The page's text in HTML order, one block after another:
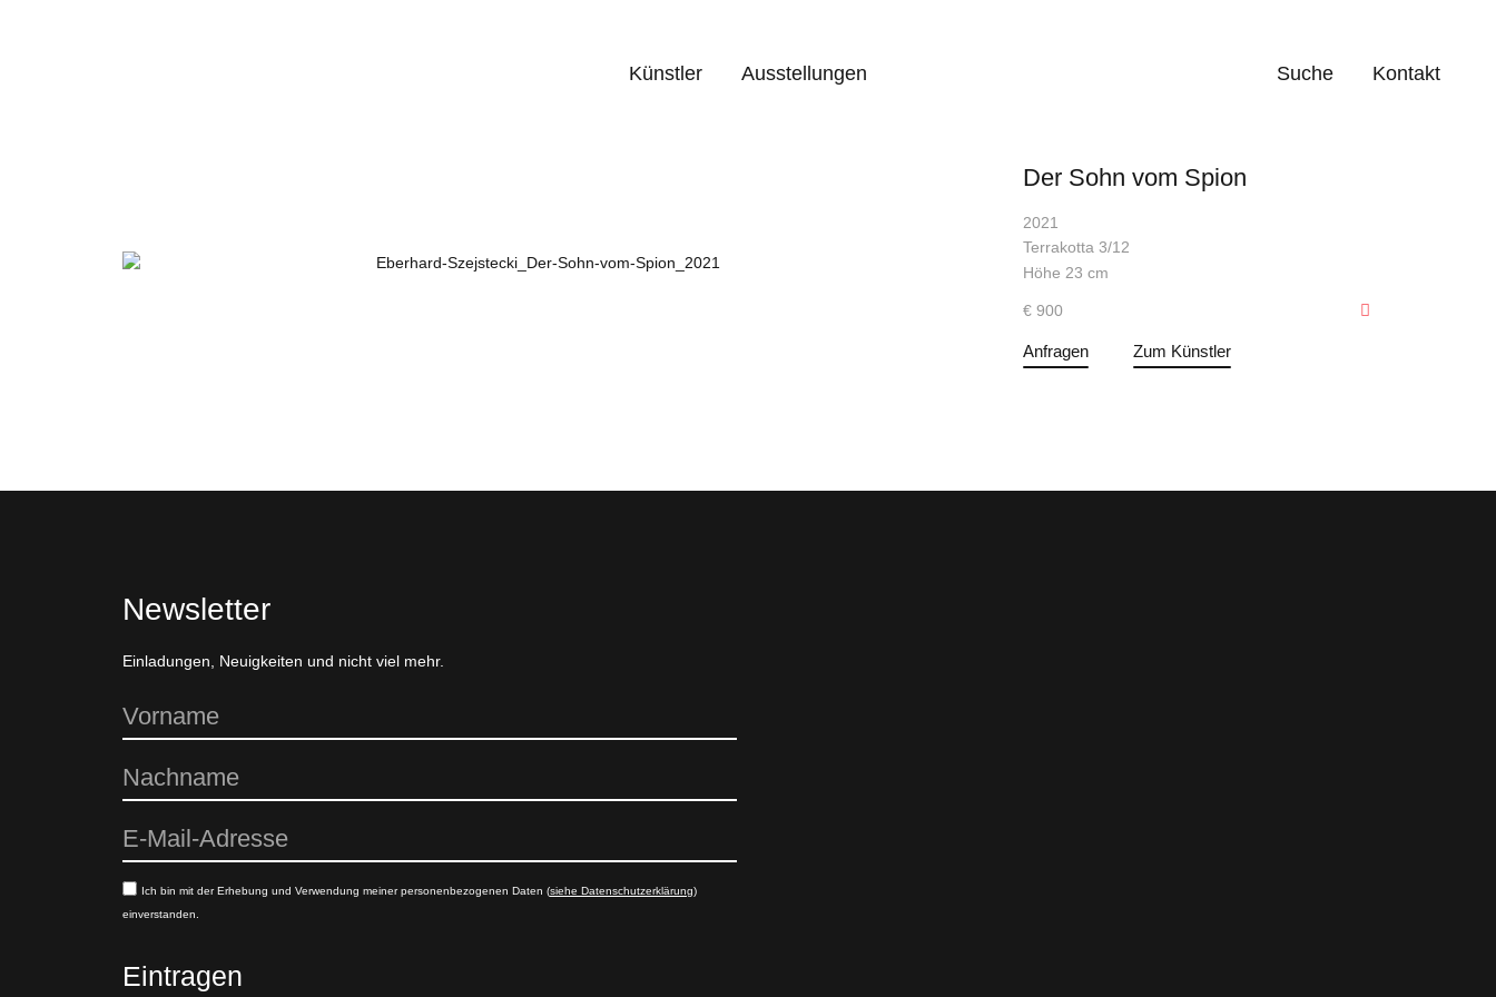
Künstler Ausstellungen Suche Kontakt
Der Sohn vom Spion
2021
Terrakotta 3/12
Höhe 23 cm
€ 900
Anfragen Zum Künstler
Newsletter
Einladungen, Neuigkeiten und nicht viel mehr.
Ich bin mit der Erhebung und Verwendung meiner personenbezogenen Daten (siehe Datenschutzerklärung)
einverstanden.
Eintragen